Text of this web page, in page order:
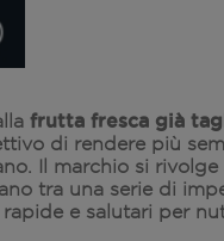
frutta fresca già
di rendere più
Il marchio si rivolge
tra una serie di
e salutari per